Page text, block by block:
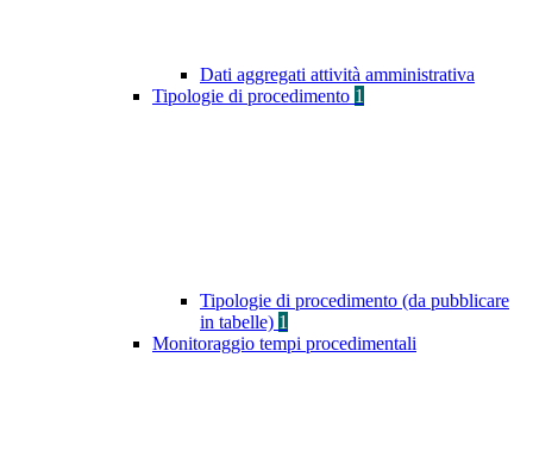
Dati aggregati attività amministrativa
Tipologie di procedimento 1
Tipologie di procedimento (da pubblicare
in tabelle) 1
Monitoraggio tempi procedimentali